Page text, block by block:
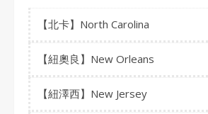
【北卡】North Carolina
【紐奧良】New Orleans
【紐澤西】New Jersey